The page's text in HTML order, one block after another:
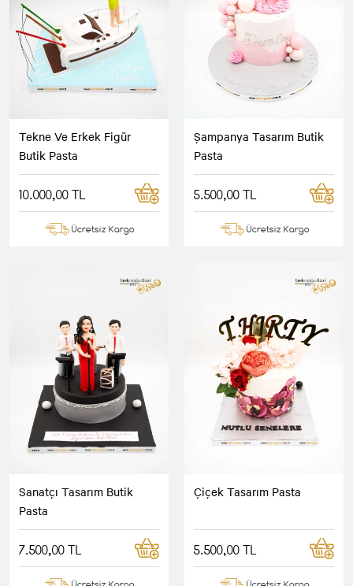
Tekne Ve Erkek Figür
Butik Pasta
10.000,00 TL
Ücretsiz Kargo
Şampanya Tasarım Butik
Pasta
5.500,00 TL
Ücretsiz Kargo
Sanatçı Tasarım Butik
Pasta
7.500,00 TL
Çiçek Tasarım Pasta
5.500,00 TL